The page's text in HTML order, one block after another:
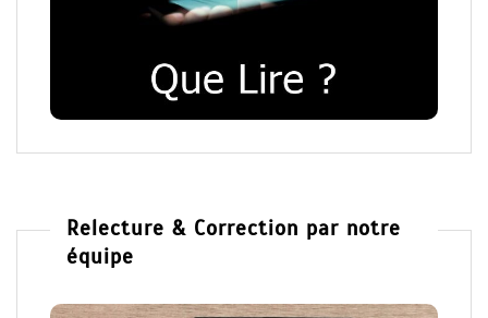
Relecture & Correction par notre
équipe